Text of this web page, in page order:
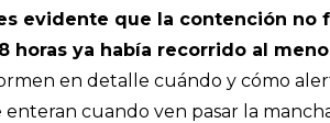
evidente que la contención no
horas ya había recorrido al
en detalle cuándo y cómo
enteran cuando ven pasar la